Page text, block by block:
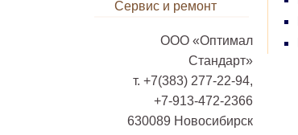
Сервис и ремонт
ООО «Оптимал
Стандарт»
т. +7(383) 277-22-94,
+7-913-472-2366
630089 Новосибирск